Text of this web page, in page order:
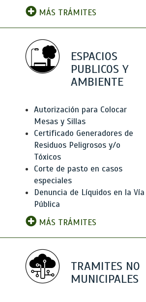
MÁS TRÁMITES
ESPACIOS
PUBLICOS Y
AMBIENTE
Autorización para Colocar
Mesas y Sillas
Certificado Generadores de
Residuos Peligrosos y/o
Tóxicos
Corte de pasto en casos
especiales
Denuncia de Líquidos en la Vía
Pública
MÁS TRÁMITES
TRAMITES NO
MUNICIPALES